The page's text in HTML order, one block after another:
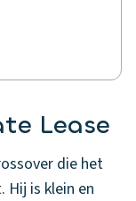
Lease
die het
Hij is klein en